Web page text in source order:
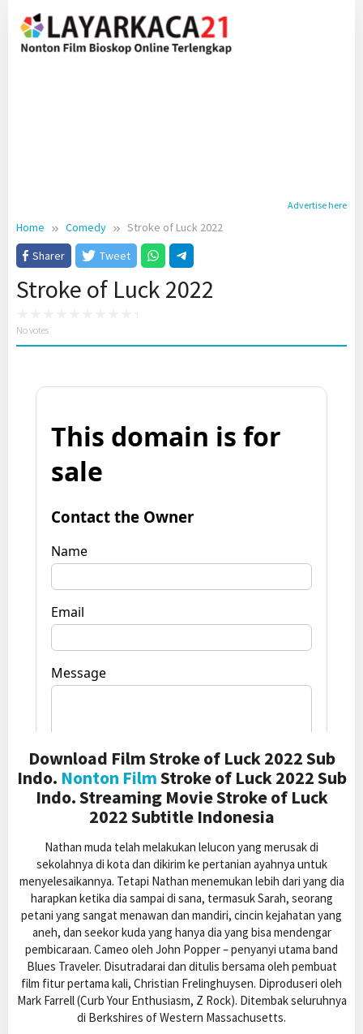
content
Advertise here
Home Comedy
Stroke of Luck 2022
Sharer
Tweet
Stroke of Luck 2022
No votes
Download Film Stroke of Luck 2022 Sub
Indo. Nonton FilmStroke of Luck 2022 Sub
Indo. Streaming Movie Stroke of Luck
2022 Subtitle Indonesia
Nathan muda telah melakukan lelucon yang merusak di
sekolahnya di kota dan dikirim ke pertanian ayahnya untuk
menyelesaikannya. Tetapi Nathan menemukan lebih dari yang dia
harapkan ketika dia sampai di sana, termasuk Sarah, seorang
petani yang sangat menawan dan mandiri, cincin kejahatan yang
aneh, dan seekor kuda yang hanya dia yang bisa mendengar
pembicaraan. Cameo oleh John Popper – penyanyi utama band
Blues Traveler. Disutradarai dan ditulis bersama oleh pembuat
film fitur pertama kali, Christian Frelinghuysen. Diproduseri oleh
Mark Farrell (Curb Your Enthusiasm, Z Rock). Ditembak seluruhnya
di Berkshires of Western Massachusetts.